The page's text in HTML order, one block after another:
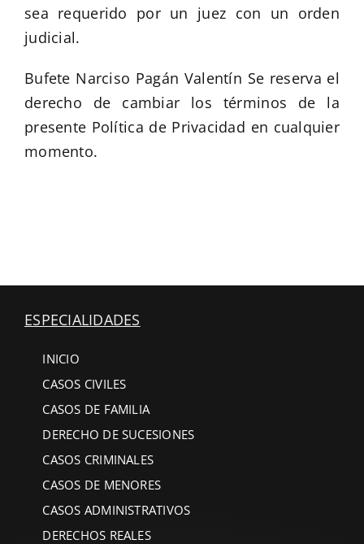
sea requerido por un juez con un orden
judicial.
Bufete Narciso Pagán Valentín Se reserva el
derecho de cambiar los términos de la
presente Política de Privacidad en cualquier
momento.
ESPECIALIDADES
INICIO
CASOS CIVILES
CASOS DE FAMILIA
DERECHO DE SUCESIONES
CASOS CRIMINALES
CASOS DE MENORES
CASOS ADMINISTRATIVOS
DERECHOS REALES